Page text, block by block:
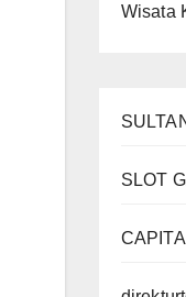
Wisata
SLOT